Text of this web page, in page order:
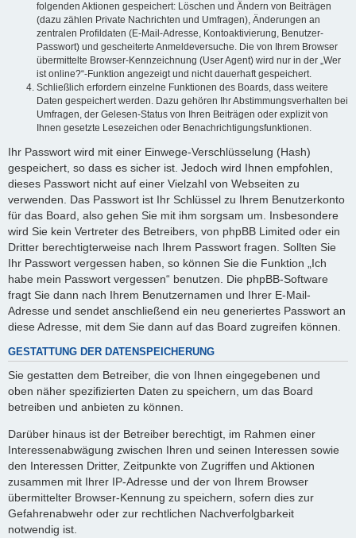
folgenden Aktionen gespeichert: Löschen und Ändern von Beiträgen
(dazu zählen Private Nachrichten und Umfragen), Änderungen an
zentralen Profildaten (E-Mail-Adresse, Kontoaktivierung, Benutzer-
Passwort) und gescheiterte Anmeldeversuche. Die von Ihrem Browser
übermittelte Browser-Kennzeichnung (User Agent) wird nur in der „Wer
ist online?“-Funktion angezeigt und nicht dauerhaft gespeichert.
Schließlich erfordern einzelne Funktionen des Boards, dass weitere
Daten gespeichert werden. Dazu gehören Ihr Abstimmungsverhalten bei
Umfragen, der Gelesen-Status von Ihren Beiträgen oder explizit von
Ihnen gesetzte Lesezeichen oder Benachrichtigungsfunktionen.
Ihr Passwort wird mit einer Einwege-Verschlüsselung (Hash)
gespeichert, so dass es sicher ist. Jedoch wird Ihnen empfohlen,
dieses Passwort nicht auf einer Vielzahl von Webseiten zu
verwenden. Das Passwort ist Ihr Schlüssel zu Ihrem Benutzerkonto
für das Board, also gehen Sie mit ihm sorgsam um. Insbesondere
wird Sie kein Vertreter des Betreibers, von phpBB Limited oder ein
Dritter berechtigterweise nach Ihrem Passwort fragen. Sollten Sie
Ihr Passwort vergessen haben, so können Sie die Funktion „Ich
habe mein Passwort vergessen“ benutzen. Die phpBB-Software
fragt Sie dann nach Ihrem Benutzernamen und Ihrer E-Mail-
Adresse und sendet anschließend ein neu generiertes Passwort an
diese Adresse, mit dem Sie dann auf das Board zugreifen können.
GESTATTUNG DER DATENSPEICHERUNG
Sie gestatten dem Betreiber, die von Ihnen eingegebenen und
oben näher spezifizierten Daten zu speichern, um das Board
betreiben und anbieten zu können.
Darüber hinaus ist der Betreiber berechtigt, im Rahmen einer
Interessenabwägung zwischen Ihren und seinen Interessen sowie
den Interessen Dritter, Zeitpunkte von Zugriffen und Aktionen
zusammen mit Ihrer IP-Adresse und der von Ihrem Browser
übermittelter Browser-Kennung zu speichern, sofern dies zur
Gefahrenabwehr oder zur rechtlichen Nachverfolgbarkeit
notwendig ist.